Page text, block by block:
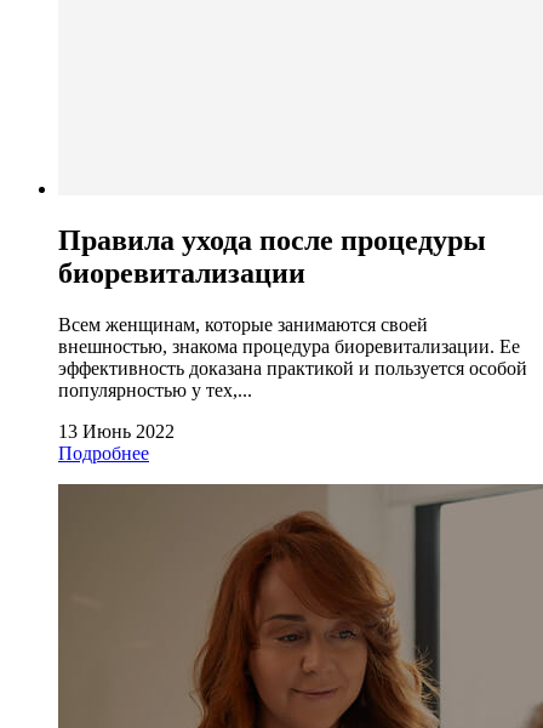
Правила ухода после процедуры
биоревитализации
Всем женщинам, которые занимаются своей
внешностью, знакома процедура биоревитализации. Ее
эффективность доказана практикой и пользуется особой
популярностью у тех,...
13 Июнь 2022
Подробнее